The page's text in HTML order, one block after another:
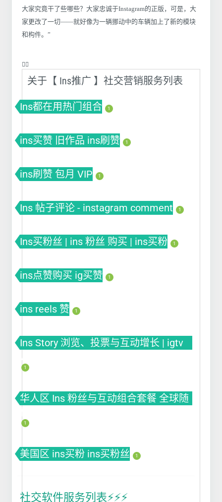
大家究竟干了些哪些？大家忠诚于Instagram的正版，可是，大
家更改了一切——就好像为一辆挪动中的车辆加上了新的模块
和构件。”
❤️‍🔥
关于【 Ins推广 】社交营销服务列表
Ins都在用热门组合 1
ins买赞 旧作品 ins刷赞 1
ins刷赞 包月 VIP 1
Ins 帖子评论 - instagram comment 1
Ins买粉丝 | ins 粉丝 购买 | ins买粉 1
ins点赞购买 ig买赞 1
ins reels 赞 1
Ins Story 浏览、投票与互动增长 | igtv
views
1
华人区 Ins 粉丝与互动组合套餐 全球随
1
美国区 ins买粉 ins买粉丝 1
社交软件服务列表⚡️⚡️⚡️